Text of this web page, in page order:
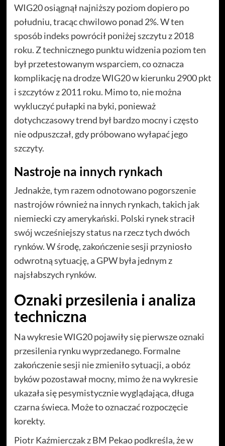
WIG20 osiągnął najniższy poziom dopiero po
południu, tracąc chwilowo ponad 2%. W ten
sposób indeks powrócił poniżej szczytu z 2018
roku. Z technicznego punktu widzenia poziom ten
był przetestowanym wsparciem, co oznacza
komplikację na drodze WIG20 w kierunku 2900 pkt
i szczytów z 2011 roku. Mimo to, nie można
wykluczyć pułapki na byki, ponieważ
dotychczasowy trend był bardzo mocny i często
nie odpuszczał, gdy próbowano wyłapać jego
szczyty.
Nastroje na innych rynkach
Jednakże, tym razem odnotowano pogorszenie
nastrojów również na innych rynkach, takich jak
niemiecki czy amerykański. Polski rynek stracił
swój wcześniejszy status na rzecz tych dwóch
rynków. W środę, zakończenie sesji przyniosło
odwrotną sytuację, a GPW była jednym z
najsłabszych rynków.
Oznaki przesilenia i analiza
techniczna
Na wykresie WIG20 pojawiły się pierwsze oznaki
przesilenia rynku wyprzedanego. Formalne
zakończenie sesji nie zmieniło sytuacji, a obóz
byków pozostawał mocny, mimo że na wykresie
ukazała się pesymistycznie wyglądająca, długa
czarna świeca. Może to oznaczać rozpoczęcie
korekty.
Piotr Kaźmierczak z BM Pekao podkreśla, że w